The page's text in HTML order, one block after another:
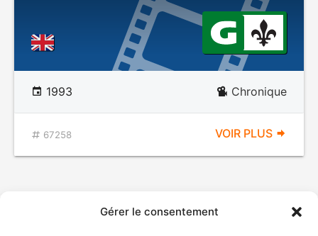
Gérer le consentement
1993 Chronique
67258 VOIR PLUS